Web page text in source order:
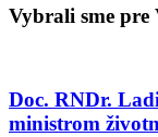
Vybrali sme pre
Doc. RNDr.
ministrom